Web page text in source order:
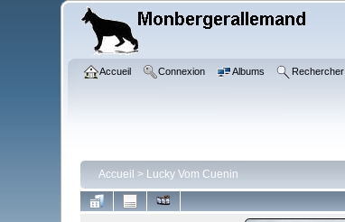
Accueil Connexion Albums Rechercher
Accueil > Lucky Vom Cuenin